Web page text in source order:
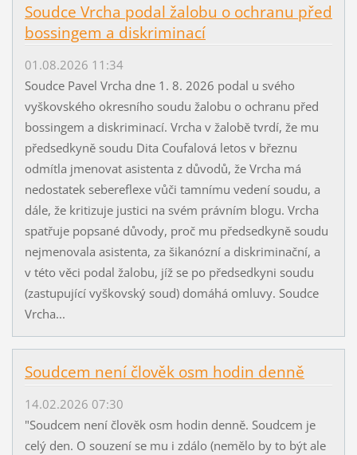
Soudce Vrcha podal žalobu o ochranu před
bossingem a diskriminací
01.08.2026 11:34
Soudce Pavel Vrcha dne 1. 8. 2026 podal u svého
vyškovského okresního soudu žalobu o ochranu před
bossingem a diskriminací. Vrcha v žalobě tvrdí, že mu
předsedkyně soudu Dita Coufalová letos v březnu
odmítla jmenovat asistenta z důvodů, že Vrcha má
nedostatek sebereflexe vůči tamnímu vedení soudu, a
dále, že kritizuje justici na svém právním blogu. Vrcha
spatřuje popsané důvody, proč mu předsedkyně soudu
nejmenovala asistenta, za šikanózní a diskriminační, a
v této věci podal žalobu, jíž se po předsedkyni soudu
(zastupující vyškovský soud) domáhá omluvy. Soudce
Vrcha...
Soudcem není člověk osm hodin denně
14.02.2026 07:30
"Soudcem není člověk osm hodin denně. Soudcem je
celý den. O souzení se mu i zdálo (nemělo by to být ale